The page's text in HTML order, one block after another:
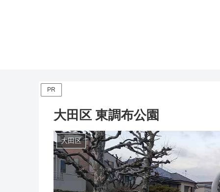
PR
大田区 東調布公園
大田区